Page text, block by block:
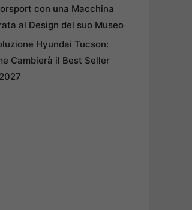
con una Macchina
al Design del suo Museo
Hyundai Tucson:
Cambierà il Best Seller